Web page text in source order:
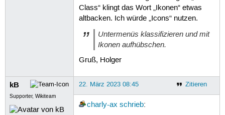
Class“ klingt das Wort „Ikonen“ etwas
altbacken. Ich würde „Icons“ nutzen.
Untermenüs klassifizieren und mit
Ikonen aufhübschen.
Gruß, Holger
kB
Supporter, Wikiteam
Zitieren
22. März 2023 08:45
charly-ax schrieb: